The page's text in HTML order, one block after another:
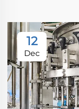
12
Dec